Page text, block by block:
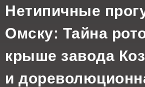
Нетипичные
Омску: Тайна
крыше завода
и